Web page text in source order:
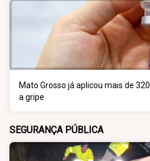
Mato Grosso já aplicou mais de
a gripe
SEGURANÇA PÚBLICA